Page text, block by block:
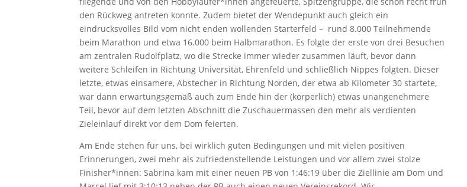
den Rückweg antreten konnte. Zudem bietet der Wendepunkt auch gleich ein
eindrucksvolles Bild vom nicht enden wollenden Starterfeld – rund 8.000 Teilnehmende
beim Marathon und etwa 16.000 beim Halbmarathon. Es folgte der erste von drei Besuchen
am zentralen Rudolfplatz, wo die Strecke immer wieder zusammen läuft, bevor dann
weitere Schleifen in Richtung Universität, Ehrenfeld und schließlich Nippes folgten. Dieser
letzte, etwas einsamere, Abstecher in Richtung Norden, der etwa ab Kilometer 30 startete,
war dann erwartungsgemäß auch zum Ende hin der (körperlich) etwas unangenehmere
Teil, bevor auf dem letzten Abschnitt die Zuschauermassen den mehr als verdienten
Zieleinlauf direkt vor dem Dom feierten.
Am Ende stehen für uns, bei wirklich guten Bedingungen und mit vielen positiven
Erinnerungen, zwei mehr als zufriedenstellende Leistungen und vor allem zwei stolze
Finisher*innen: Sabrina kam mit einer neuen PB von 1:46:19 über die Ziellinie am Dom und